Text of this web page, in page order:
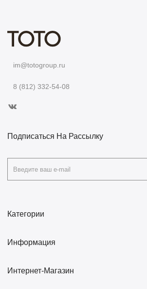
im@totogroup.ru
8 (812) 332-54-08
Категории
Информация
Интернет-Магазин
Подписаться На Рассылку